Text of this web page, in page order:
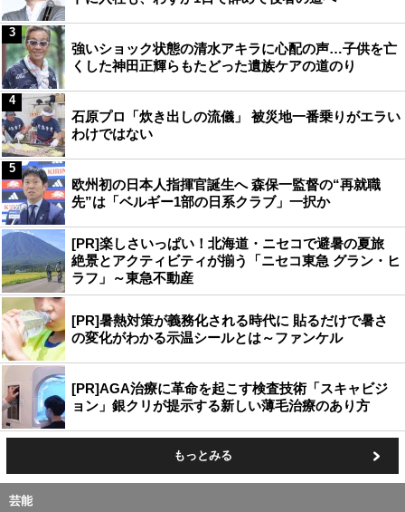
強いショック状態の清水アキラに心配の声…子供を亡
くした神田正輝らもたどった遺族ケアの道のり
3
石原プロ「炊き出しの流儀」 被災地一番乗りがエラい
わけではない
4
欧州初の日本人指揮官誕生へ 森保一監督の“再就職
先”は「ベルギー1部の日系クラブ」一択か
5
[PR]楽しさいっぱい！北海道・ニセコで避暑の夏旅
絶景とアクティビティが揃う「ニセコ東急 グラン・ヒ
ラフ」～東急不動産
[PR]暑熱対策が義務化される時代に 貼るだけで暑さ
の変化がわかる示温シールとは～ファンケル
[PR]AGA治療に革命を起こす検査技術「スキャビジ
ョン」銀クリが提示する新しい薄毛治療のあり方
もっとみる
芸能